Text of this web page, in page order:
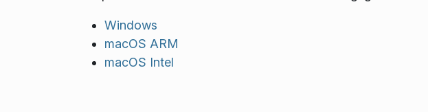
Windows
macOS ARM
macOS Intel